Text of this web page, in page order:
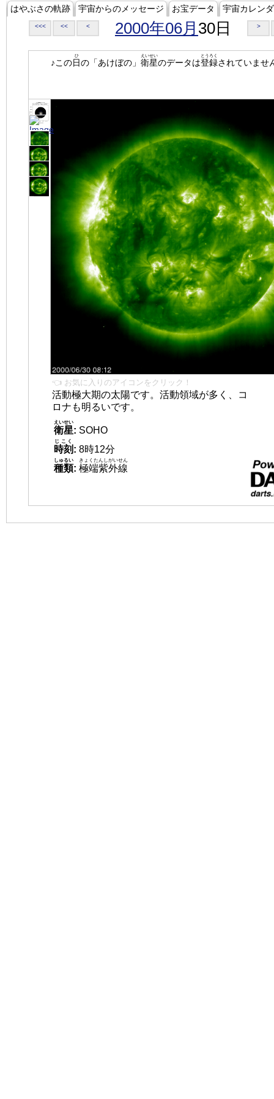
はやぶさの軌跡 宇宙からのメッセージ お宝データ 宇宙カレン
<<< << < 2000年06月 30日 >
♪この日
ひ
の「あけぼの」 衛星
えいせい
のデータは登録
とうろく
されていませ
👈 お気に入りのアイコンをクリック！
活動極大期の太陽です。活動領域が多く、コ
ロナも明るいです。
衛星
えいせい
: SOHO
時刻
じこく
: 8時12分
種類
しゅるい
: 極端紫外線
きょくたんしがいせん